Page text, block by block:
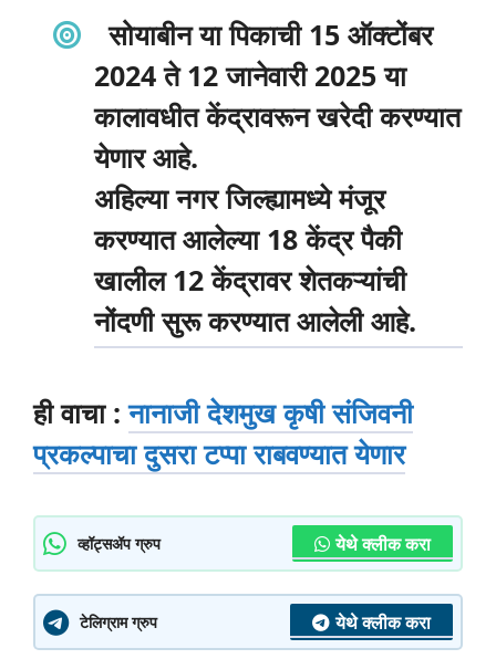
सोयाबीन या पिकाची 15 ऑक्टोंबर
2024 ते 12 जानेवारी 2025 या
कालावधीत केंद्रावरून खरेदी करण्यात
येणार आहे.
अहिल्या नगर जिल्ह्यामध्ये मंजूर
करण्यात आलेल्या 18 केंद्र पैकी
खालील 12 केंद्रावर शेतकऱ्यांची
नोंदणी सुरू करण्यात आलेली आहे.
ही वाचा :नानाजी देशमुख कृषी संजिवनी
प्रकल्पाचा दुसरा टप्पा राबवण्यात येणार
व्हॉट्सॲप ग्रुप येथे क्लीक करा
टेलिग्राम ग्रुप येथे क्लीक करा